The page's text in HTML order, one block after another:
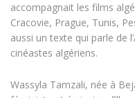
accompagnait les films
Cracovie, Prague, Tunis,
aussi un texte qui parle de
cinéastes algériens.
Wassyla Tamzali, née à